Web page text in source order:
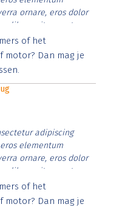
ornare, eros dolor
libero vitae erat.
id rutrum lorem
tristique posuere.
of het
motor? Dan mag je
adipiscing
elementum
ornare, eros dolor
libero vitae erat.
id rutrum lorem
tristique posuere.
of het
motor? Dan mag je